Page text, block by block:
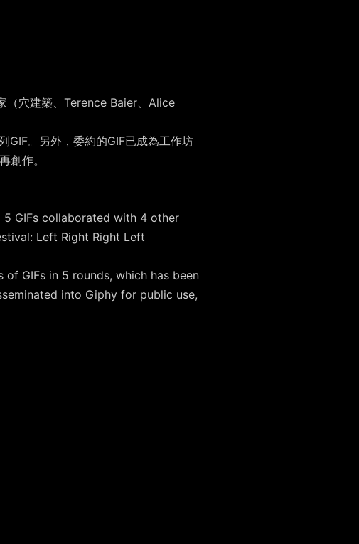
（穴建築、Terence Baier、Alice
GIF。另外，委約的GIF已成為工作坊
創作。
5 GIFs collaborated with 4 other
Left Right Right Left
of GIFs in 5 rounds, which has been
into Giphy for public use,